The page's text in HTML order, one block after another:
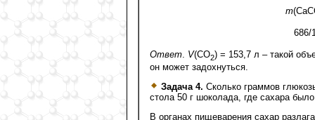
m
686/
Ответ V(CO2) = 153,7 л – такой
он может задохнуться.
Задача 4. Сколько граммов
стола 50 г шоколада, где сахара
В органах пищеварения сахар